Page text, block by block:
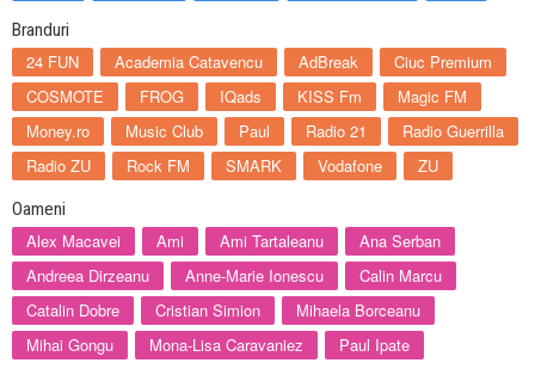
Branduri
24 FUN Academia Catavencu AdBreak
Ciuc Premium
COSMOTE
FROG IQads KISS Fm
Magic FM
Money.ro
Music Club Paul Radio 21
Radio Guerrilla
Radio ZU
Rock FM SMARK Vodafone ZU
Oameni
Alex Macavei Ami Ami Tartaleanu
Ana Serban
Andreea Dirzeanu
Anne-Marie Ionescu
Calin Marcu
Catalin Dobre
Cristian Simion
Mihaela Borceanu
Mihai Gongu
Mona-Lisa Caravaniez Paul Ipate